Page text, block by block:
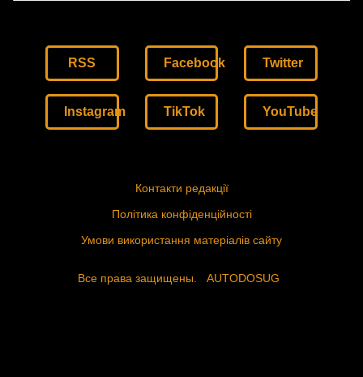
RSS Facebook Twitter
Instagram TikTok YouTube
Контакти редакції
Політика конфіденційності
Умови використання матеріалів сайту
Все права защищены. AUTODOSUG